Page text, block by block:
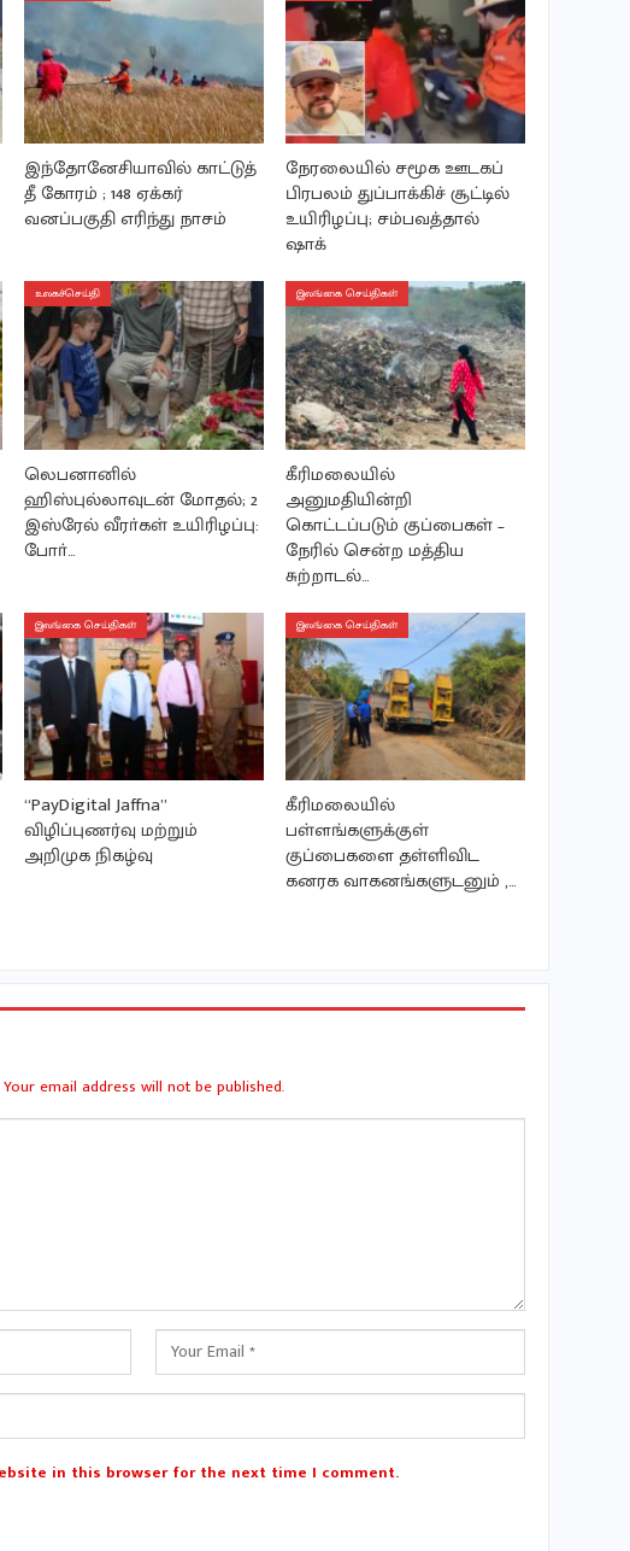
இந்தோனேசியாவில் காட்டுத்
தீ கோரம் ; 148 ஏக்கர்
வனப்பகுதி எரிந்து நாசம்
நேரலையில் சமூக ஊடகப்
பிரபலம் துப்பாக்கிச் சூட்டில்
உயிரிழப்பு; சம்பவத்தால்
ஷாக்
உலகச்செய்தி
லெபனானில்
ஹிஸ்புல்லாவுடன் மோதல்; 2
இஸ்ரேல் வீரா்கள் உயிரிழப்பு:
போா்…
இலங்கை செய்திகள்
கீரிமலையில்
அனுமதியின்றி
கொட்டப்படும் குப்பைகள் –
நேரில் சென்ற மத்திய
சுற்றாடல்…
இலங்கை செய்திகள்
“PayDigital Jaffna”
விழிப்புணர்வு மற்றும்
அறிமுக நிகழ்வு
இலங்கை செய்திகள்
கீரிமலையில்
பள்ளங்களுக்குள்
குப்பைகளை தள்ளிவிட
கனரக வாகனங்களுடனும் ,…
Your email address will not be published.
in this browser for the next time I comment.